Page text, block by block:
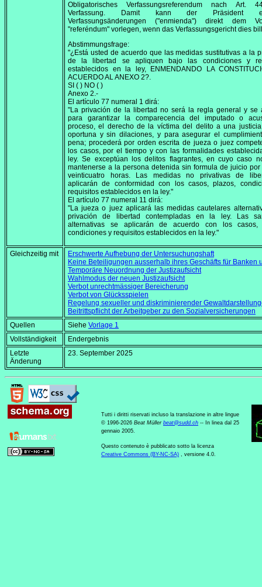
Obligatorisches Verfassungsreferendum nach Art.
Verfassung. Damit kann der Präsident
Verfassungsänderungen ("enmienda") direkt dem
"referéndum" vorlegen, wenn das Verfassungsgericht dies
Abstimmungsfrage:
"¿Está usted de acuerdo que las medidas sustitutivas a la
de la libertad se apliquen bajo las condiciones y
establecidos en la ley, ENMENDANDO LA
ACUERDO AL ANEXO 2?.
SI ( ) NO ( )
Anexo 2.-
El artículo 77 numeral 1 dirá:
"La privación de la libertad no será la regla general y se
para garantizar la comparecencia del imputado o
proceso, el derecho de la víctima del delito a una
oportuna y sin dilaciones, y para asegurar el
pena; procederá por orden escrita de jueza o juez
los casos, por el tiempo y con las formalidades
ley. Se exceptúan los delitos flagrantes, en cuyo caso
mantenerse a la persona detenida sin formula de juicio por
veinticuatro horas. Las medidas no privativas de
aplicarán de conformidad con los casos, plazos,
requisitos establecidos en la ley."
El artículo 77 numeral 11 dirá:
"La jueza o juez aplicará las medidas cautelares
privación de libertad contempladas en la ley. Las
alternativas se aplicarán de acuerdo con los casos,
condiciones y requisitos establecidos en la ley."
Gleichzeitig mit
Erschwerte Aufhebung der Untersuchungshaft
Keine Beteiligungen ausserhalb ihres Geschäfts für Banken
Temporäre Neuordnung der Justizaufsicht
Wahlmodus der neuen Justizaufsicht
Verbot unrechtmässiger Bereicherung
Verbot von Glücksspielen
Regelung sexueller und diskriminierender
Beitrittspflicht der Arbeitgeber zu den Sozialversicherungen
Quellen
Siehe Vorlage 1
Vollständigkeit
Endergebnis
Letzte
Änderung
23. September 2025
Tutti i diritti riservati incluso la translazione in altre lingue
© 1996-2026 Beat Müller beat@sudd.ch -- In linea dal 25
gennaio 2005.
Questo contenuto è pubblicato sotto la licenza
Creative Commons (BY-NC-SA) , versione 4.0.